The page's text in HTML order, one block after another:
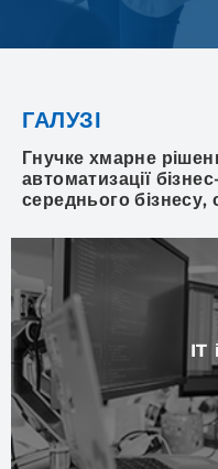
ГАЛУЗІ
Гнучке хмарне
автоматизації
середнього бізнесу,
IT